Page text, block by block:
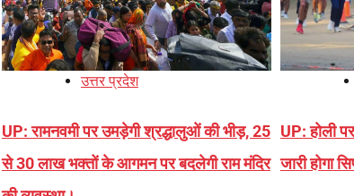
उत्तर प्रदेश
UP: रामनवमी पर उमड़ेगी श्रद्धालुओं की भीड़, 25
से 30 लाख भक्तों के आगमन पर बदलेगी राम मंदिर
UP: होली
जारी होगा